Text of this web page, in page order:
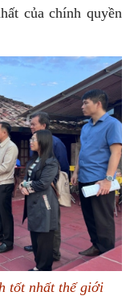
của chính quyền
tốt nhất thế giới